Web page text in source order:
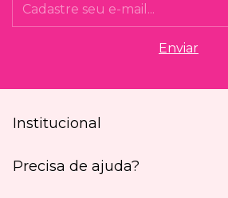
Institucional
Precisa de ajuda?